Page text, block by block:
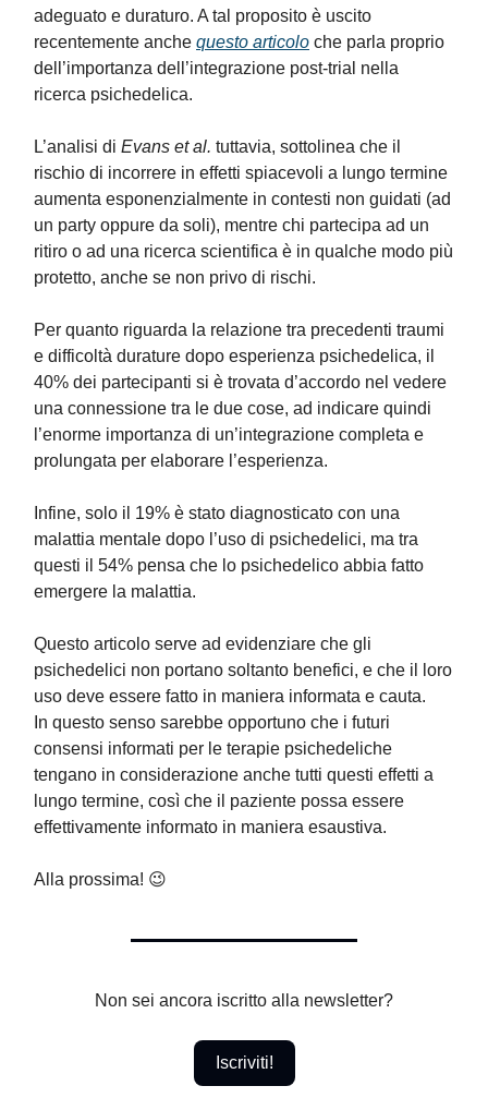
adeguato e duraturo. A tal proposito è uscito
recentemente anche questo articolo che parla proprio
dell’importanza dell’integrazione post-trial nella
ricerca psichedelica.
L’analisi di Evans et al. tuttavia, sottolinea che il
rischio di incorrere in effetti spiacevoli a lungo termine
aumenta esponenzialmente in contesti non guidati (ad
un party oppure da soli), mentre chi partecipa ad un
ritiro o ad una ricerca scientifica è in qualche modo più
protetto, anche se non privo di rischi.
Per quanto riguarda la relazione tra precedenti traumi
e difficoltà durature dopo esperienza psichedelica, il
40% dei partecipanti si è trovata d’accordo nel vedere
una connessione tra le due cose, ad indicare quindi
l’enorme importanza di un’integrazione completa e
prolungata per elaborare l’esperienza.
Infine, solo il 19% è stato diagnosticato con una
malattia mentale dopo l’uso di psichedelici, ma tra
questi il 54% pensa che lo psichedelico abbia fatto
emergere la malattia.
Questo articolo serve ad evidenziare che gli
psichedelici non portano soltanto benefici, e che il loro
uso deve essere fatto in maniera informata e cauta.
In questo senso sarebbe opportuno che i futuri
consensi informati per le terapie psichedeliche
tengano in considerazione anche tutti questi effetti a
lungo termine, così che il paziente possa essere
effettivamente informato in maniera esaustiva.
Alla prossima! 😉
Non sei ancora iscritto alla newsletter?
Iscriviti!